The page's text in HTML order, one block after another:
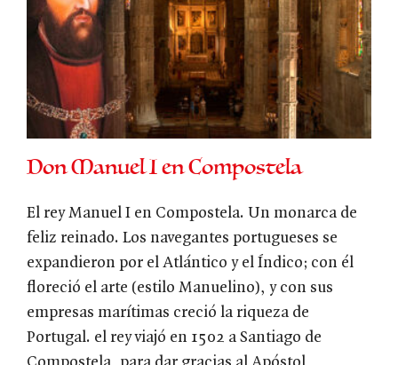
Don Manuel I en Compostela
El rey Manuel I en Compostela. Un monarca de
feliz reinado. Los navegantes portugueses se
expandieron por el Atlántico y el Índico; con él
floreció el arte (estilo Manuelino), y con sus
empresas marítimas creció la riqueza de
Portugal. el rey viajó en 1502 a Santiago de